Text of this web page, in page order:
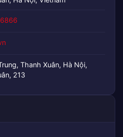
Thanh Xuân, Hà Nội,
213